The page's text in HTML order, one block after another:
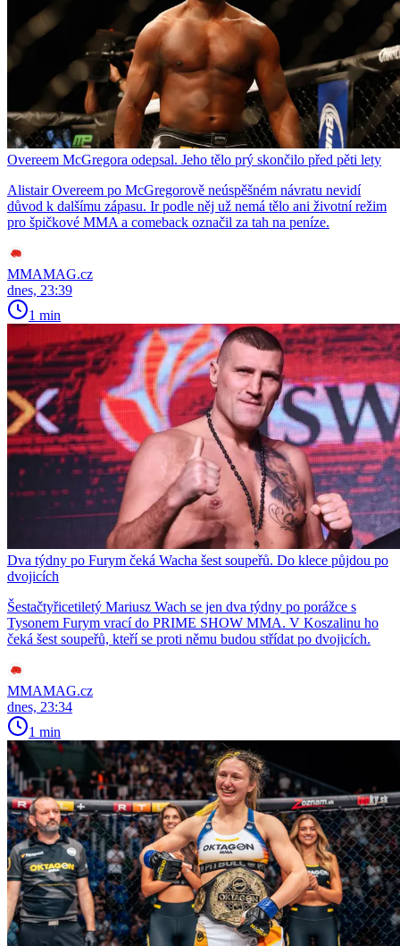
Overeem McGregora odepsal. Jeho tělo prý skončilo před pěti lety
Alistair Overeem po McGregorově neúspěšném návratu nevidí
důvod k dalšímu zápasu. Ir podle něj už nemá tělo ani životní režim
pro špičkové MMA a comeback označil za tah na peníze.
MMAMAG.cz
dnes, 23:39
1 min
Dva týdny po Furym čeká Wacha šest soupeřů. Do klece půjdou po
dvojicích
Šestačtyřicetiletý Mariusz Wach se jen dva týdny po porážce s
Tysonem Furym vrací do PRIME SHOW MMA. V Koszalinu ho
čeká šest soupeřů, kteří se proti němu budou střídat po dvojicích.
MMAMAG.cz
dnes, 23:34
1 min